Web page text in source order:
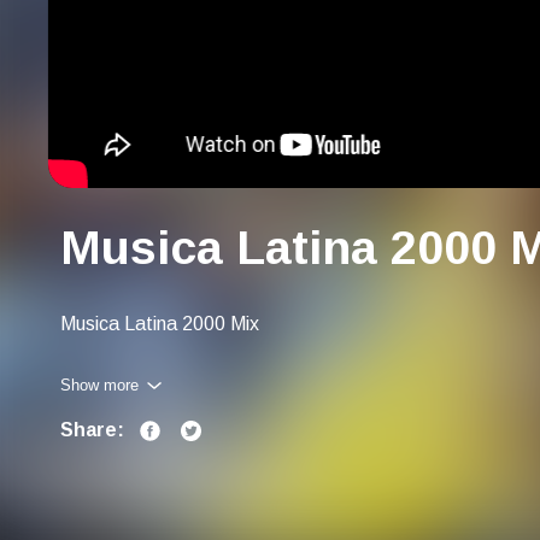
Musica Latina 2000
Musica Latina 2000 Mix
Show more
Share: